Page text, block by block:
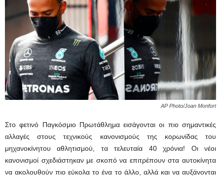
AP Photo/Joan Monfort
Στο φετινό Παγκόσμιο Πρωτάθλημα εισάγονται οι πιο σημαντικές
αλλαγές στους τεχνικούς κανονισμούς της κορωνίδας του
μηχανοκίνητου αθλητισμού, τα τελευταία 40 χρόνια! Οι νέοι
κανονισμοί σχεδιάστηκαν με σκοπό να επιτρέπουν στα αυτοκίνητα
να ακολουθούν πιο εύκολα το ένα το άλλο, αλλά και να αυξάνονται